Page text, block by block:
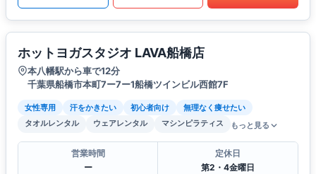
ホットヨガスタジオ LAVA船橋店
本八幡駅から車で12分
千葉県船橋市本町7ー7ー1船橋ツインビル西館7F
女性専用 汗をかきたい 初心者向け
無理なく痩せたい
タオルレンタル
ウェアレンタル マシンピラティス もっと見る
営業時間
ー
定休日
第2・4金曜日